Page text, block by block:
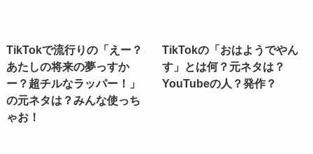
TikTokで流行りの「えー？
あたしの将来の夢っすか
ー？超チルなラッパー！」
の元ネタは？みんな使っち
ゃお！
TikTokの「おはようでやん
す」とは何？元ネタは？
YouTubeの人？発作？